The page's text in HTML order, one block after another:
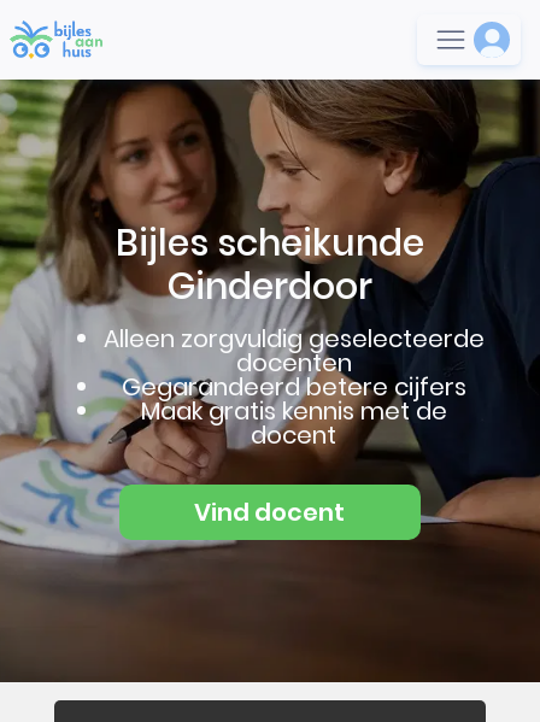
Bijles scheikunde
Ginderdoor
Alleen zorgvuldig geselecteerde
docenten
Gegarandeerd betere cijfers
Maak gratis kennis met de
docent
Vind docent